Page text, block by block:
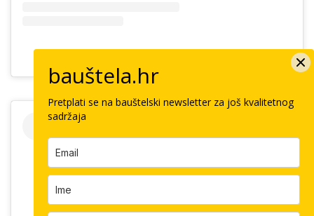
bauštela.hr
Pretplati se na bauštelski newsletter za još kvalitetnog
sadržaja